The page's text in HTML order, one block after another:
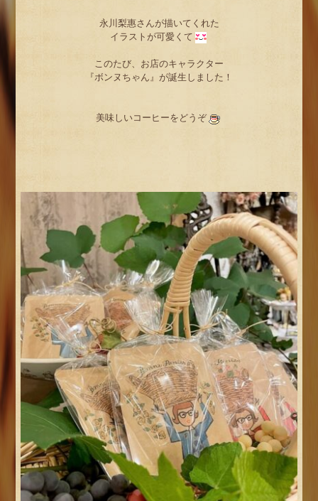
永川梨惠さんが描いてくれた
イラストが可愛くて
このたび、お店のキャラクター
『ボンヌちゃん』が誕生しました！
美味しいコーヒーをどうぞ